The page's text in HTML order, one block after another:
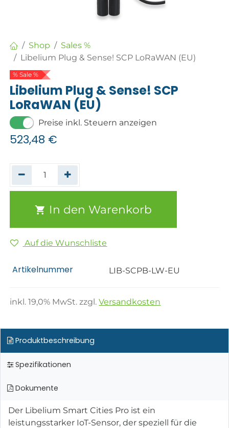
Shop
Sales %
Libelium Plug & Sense! SCP LoRaWAN (EU)
% Sale %
Libelium Plug & Sense! SCP
LoRaWAN (EU)
Preise inkl. Steuern anzeigen
523,48 €
In den Warenkorb
Auf die Wunschliste
Artikelnummer LIB-SCPB-LW-EU
inkl.19,0% MwSt. zzgl.Versandkosten
Produktbeschreibung
Spezifikationen
Dokumente
Der Libelium Smart Cities Pro ist ein
leistungsstarker IoT-Sensor, der speziell für die